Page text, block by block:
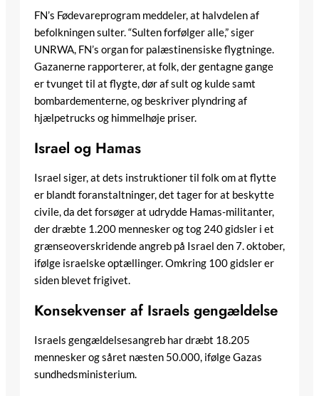
FN’s Fødevareprogram meddeler, at halvdelen af
befolkningen sulter. “Sulten forfølger alle,” siger
UNRWA, FN’s organ for palæstinensiske flygtninge.
Gazanerne rapporterer, at folk, der gentagne gange
er tvunget til at flygte, dør af sult og kulde samt
bombardementerne, og beskriver plyndring af
hjælpetrucks og himmelhøje priser.
Israel og Hamas
Israel siger, at dets instruktioner til folk om at flytte
er blandt foranstaltninger, det tager for at beskytte
civile, da det forsøger at udrydde Hamas-militanter,
der dræbte 1.200 mennesker og tog 240 gidsler i et
grænseoverskridende angreb på Israel den 7. oktober,
ifølge israelske optællinger. Omkring 100 gidsler er
siden blevet frigivet.
Konsekvenser af Israels gengældelse
Israels gengældelsesangreb har dræbt 18.205
mennesker og såret næsten 50.000, ifølge Gazas
sundhedsministerium.